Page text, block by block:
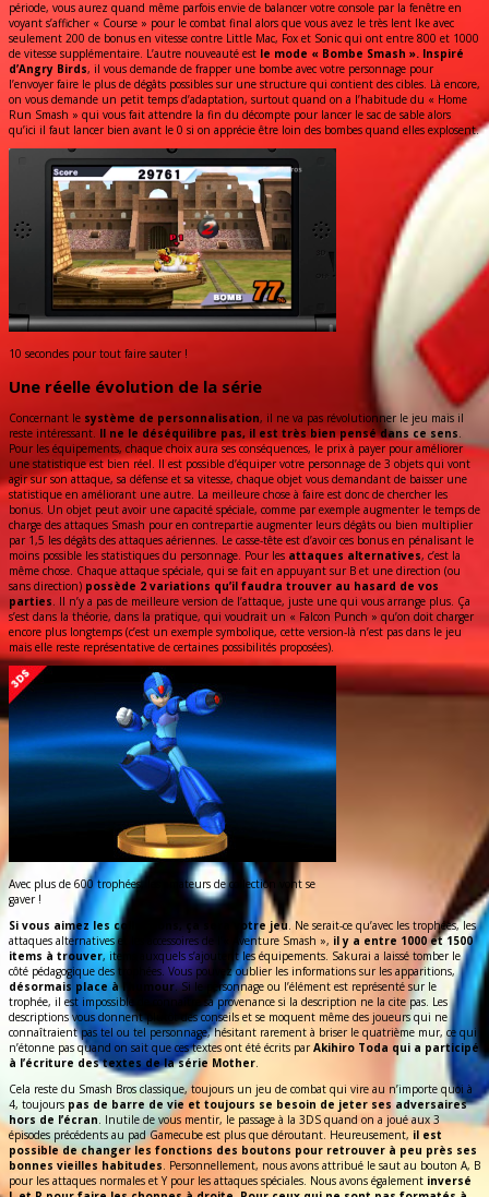
période, vous aurez quand même parfois envie de balancer votre console par la fenêtre en
voyant s’afficher « Course » pour le combat final alors que vous avez le très lent Ike avec
seulement 200 de bonus en vitesse contre Little Mac, Fox et Sonic qui ont entre 800 et 1000
de vitesse supplémentaire. L’autre nouveauté est le mode « Bombe Smash ». Inspiré
d’Angry Birds, il vous demande de frapper une bombe avec votre personnage pour
l’envoyer faire le plus de dégâts possibles sur une structure qui contient des cibles. Là encore,
on vous demande un petit temps d’adaptation, surtout quand on a l’habitude du « Home
Run Smash » qui vous fait attendre la fin du décompte pour lancer le sac de sable alors
qu’ici il faut lancer bien avant le 0 si on apprécie être loin des bombes quand elles explosent.
10 secondes pour tout faire sauter !
Une réelle évolution de la série
Concernant le système de personnalisation, il ne va pas révolutionner le jeu mais il
reste intéressant. Il ne le déséquilibre pas, il est très bien pensé dans ce sens.
Pour les équipements, chaque choix aura ses conséquences, le prix à payer pour améliorer
une statistique est bien réel. Il est possible d’équiper votre personnage de 3 objets qui vont
agir sur son attaque, sa défense et sa vitesse, chaque objet vous demandant de baisser une
statistique en améliorant une autre. La meilleure chose à faire est donc de chercher les
bonus. Un objet peut avoir une capacité spéciale, comme par exemple augmenter le temps de
charge des attaques Smash pour en contrepartie augmenter leurs dégâts ou bien multiplier
par 1,5 les dégâts des attaques aériennes. Le casse-tête est d’avoir ces bonus en pénalisant le
moins possible les statistiques du personnage. Pour les attaques alternatives, c’est la
même chose. Chaque attaque spéciale, qui se fait en appuyant sur B et une direction (ou
sans direction) possède 2 variations qu’il faudra trouver au hasard de vos
parties. Il n’y a pas de meilleure version de l’attaque, juste une qui vous arrange plus. Ça
s’est dans la théorie, dans la pratique, qui voudrait un « Falcon Punch » qu’on doit charger
encore plus longtemps (c’est un exemple symbolique, cette version-là n’est pas dans le jeu
mais elle reste représentative de certaines possibilités proposées).
Avec plus de 600 trophées, les amateurs de collection vont se
gaver !
Si vous aimez les collections, ça sera votre jeu. Ne serait-ce qu’avec les trophées, les
attaques alternatives et les accessoires de l’« Aventure Smash », il y a entre 1000 et 1500
items à trouver, items auxquels s’ajoutent les équipements. Sakurai a laissé tomber le
côté pédagogique des trophées. Vous pouvez oublier les informations sur les apparitions,
désormais place à l’humour. Si le personnage ou l’élément est représenté sur le
trophée, il est impossible de connaître sa provenance si la description ne la cite pas. Les
descriptions vous donnent plutôt des conseils et se moquent même des joueurs qui ne
connaîtraient pas tel ou tel personnage, hésitant rarement à briser le quatrième mur, ce qui
n’étonne pas quand on sait que ces textes ont été écrits parAkihiro Toda qui a participé
à l’écriture des textes de la série Mother.
Cela reste du Smash Bros classique, toujours un jeu de combat qui vire au n’importe quoi à
4, toujours pas de barre de vie et toujours se besoin de jeter ses adversaires
hors de l’écran. Inutile de vous mentir, le passage à la 3DS quand on a joué aux 3
épisodes précédents au pad Gamecube est plus que déroutant. Heureusement, il est
possible de changer les fonctions des boutons pour retrouver à peu près ses
bonnes vieilles habitudes. Personnellement, nous avons attribué le saut au bouton A, B
pour les attaques normales et Y pour les attaques spéciales. Nous avons également inversé